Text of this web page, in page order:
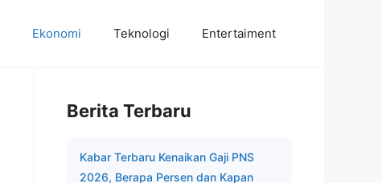
Ekonomi Teknologi Entertaiment
Berita Terbaru
Kabar Terbaru Kenaikan Gaji PNS
2026, Berapa Persen dan Kapan